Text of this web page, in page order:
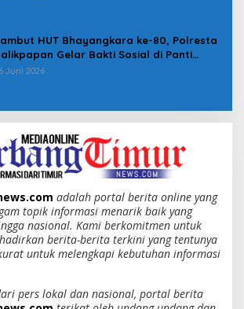
HUT Bhayangkara ke-80, Polresta
Gelar Bakti Sosial di Panti
Jabal Rahmah
Juni 2026
adalah portal berita online yang
topik informasi menarik baik yang
nasional. Kami berkomitmen untuk
berita-berita terkini yang tentunya
untuk melengkapi kebutuhan informasi
pers lokal dan nasional, portal berita